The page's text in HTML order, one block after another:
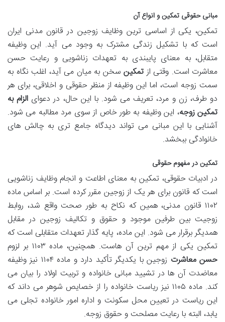
مبانی حقوقی تمکین و انواع آن
تمکین، یکی از اساسی ترین وظایف زوجین در قانون مدنی ایران
است که با تشکیل زندگی مشترک به وجود می آید. این وظیفه
متقابل، به معنای پایبندی به تعهدات زناشویی و رعایت حسن
معاشرت است. وقتی ازتمکین سخن به میان می آید، اغلب نگاه به
سمت زوجه است، اما این وظیفه از منظر حقوقی و اخلاقی، برای هر
دو طرف، زن و مرد، تعریف می شود. با این حال، در دعوای الزام به
تمکین زوجه، این وظیفه به طور خاص از سوی مرد مطالبه می شود.
آشنایی با این مبانی می تواند دیدگاه جامع تری به چالش های
خانوادگی ببخشد.
تمکین در مفهوم حقوقی
در ادبیات حقوقی، تمکین به معنای اطاعت و انجام وظایف زناشویی
است که قانون برای هر یک از زوجین مقرر کرده است. بر اساس ماده
۱۱۰۲ قانون مدنی، همین که نکاح به طور صحت واقع شد، روابط
زوجیت بین طرفین موجود و حقوق و تکالیف زوجین در مقابل
همدیگر برقرار می شود. این ماده، پایه گذار تعهدات متقابلی است که
تمکین یکی از مهم ترین آن هاست. همچنین، ماده ۱۱۰۳ بر لزوم
حسن معاشرت
زوجین با یکدیگر تأکید دارد و ماده ۱۱۰۴ نیز وظیفه
معاضدت آن ها در تشیید مبانی خانواده و تربیت اولاد را بیان می
کند. ماده ۱۱۰۵ نیز ریاست خانواده را از خصایص شوهر می داند که
این ریاست در تعیین محل سکونت و اداره امور خانواده تجلی می
یابد، البته با رعایت مصلحت و حقوق زوجه.